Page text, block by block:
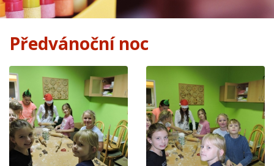
Předvánoční noc